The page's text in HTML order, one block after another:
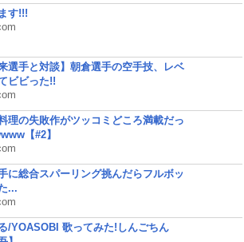
す!!!
選手と対談】朝倉選手の空手技、レベ
ビビった!!
理の失敗作がツッコミどころ満載だっ
【#2】
に総合スパーリング挑んだらフルボッ
...
/YOASOBI 歌ってみた!しんごちん